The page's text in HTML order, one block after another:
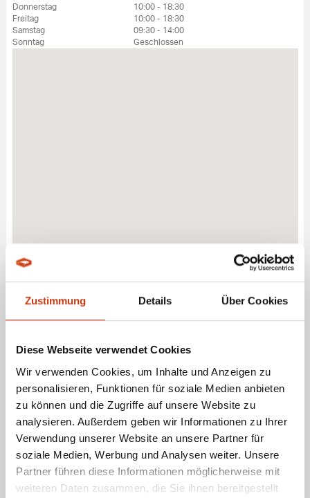
Zustimmung Details Über Cookies
Diese Webseite verwendet Cookies
Wir verwenden Cookies, um Inhalte und Anzeigen zu
personalisieren, Funktionen für soziale Medien anbieten
zu können und die Zugriffe auf unsere Website zu
analysieren. Außerdem geben wir Informationen zu Ihrer
Verwendung unserer Website an unsere Partner für
soziale Medien, Werbung und Analysen weiter. Unsere
Partner führen diese Informationen möglicherweise mit
weiteren Daten zusammen, die Sie ihnen bereitgestellt
Donnerstag
10:00 - 18:30
Freitag
10:00 - 18:30
Samstag
09:30 - 14:00
Sonntag
Geschlossen
ANGELMARKT - REISKIRCHEN - FACHHÄNDLER FÜR
ANGELBEDARF
ANGEBOTE LEISTUNGEN
Angelmarkt - Reiskirchenbietet eine breite Palette an Angelbedarf und